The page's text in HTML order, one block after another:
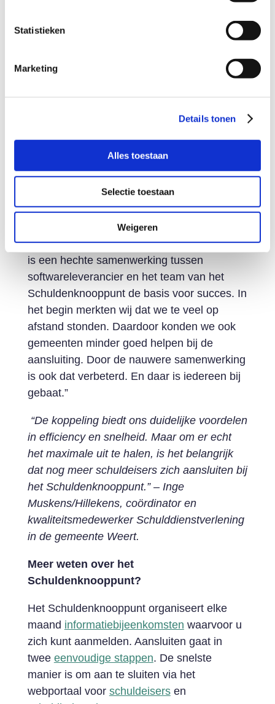
Statistieken
Marketing
Details tonen
Alles toestaan
Selectie toestaan
Weigeren
aansluiten.” – Erik Mijnheer
voor andere gemeenten. Wat je veelal ziet is
kent elkaar. Dus als men elkaar van
trainingen of congressen kent of een
Wat kunnen softwareleveranciers
doen als ze willen koppelen?
“Een efficiënte testomgeving is cruciaal. Het
stelt ontwikkelaars in staat om snel feedback
te krijgen en aanpassingen te doen. Verder
is een hechte samenwerking tussen
softwareleverancier en het team van het
Schuldenknooppunt de basis voor succes. In
het begin merkten wij dat we te veel op
afstand stonden. Daardoor konden we ook
gemeenten minder goed helpen bij de
aansluiting. Door de nauwere samenwerking
is ook dat verbeterd. En daar is iedereen bij
gebaat.”
“De koppeling biedt ons duidelijke voordelen
in efficiency en snelheid. Maar om er echt
het maximale uit te halen, is het belangrijk
dat nog meer schuldeisers zich aansluiten bij
het Schuldenknooppunt.” – Inge
Muskens/Hillekens, coördinator en
kwaliteitsmedewerker Schulddienstverlening
in de gemeente Weert.
Meer weten over het
Schuldenknooppunt?
Het Schuldenknooppunt organiseert elke
maand informatiebijeenkomsten waarvoor u
zich kunt aanmelden. Aansluiten gaat in
twee eenvoudige stappen. De snelste
manier is om aan te sluiten via het
webportaal voor schuldeisersen